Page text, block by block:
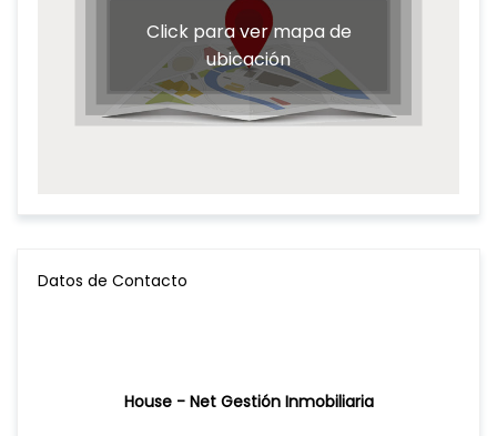
Click para ver mapa de
ubicación
Datos de Contacto
House - Net Gestión Inmobiliaria